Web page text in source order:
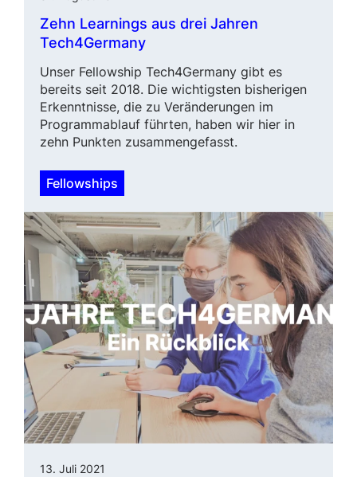
Zehn Learnings aus drei Jahren
Tech4Germany
Unser Fellowship Tech4Germany gibt es
bereits seit 2018. Die wichtigsten bisherigen
Erkenntnisse, die zu Ver­än­derungen im
Programmablauf führ­ten, haben wir hier in
zehn Punkten zusammengefasst.
Fellowships
13. Juli 2021